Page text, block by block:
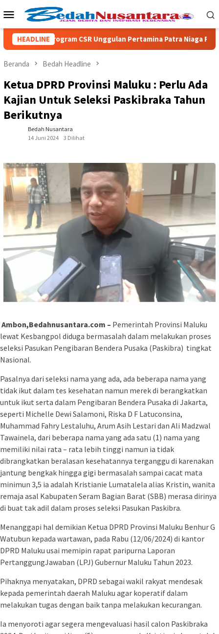
ke
Menu
Mobile
HEADLINE
Program CSR Unggulan Pertamina Patra Niaga Regional
Beranda Bedah Headline
Ketua DPRD Provinsi Maluku : Perlu Ada
Kajian Untuk Seleksi Paskibraka Tahun
Berikutnya
Bedah Nusantara
14 Juni 2024
3 Dilihat
Ambon,Bedahnusantara.com – Pemerintah Provinsi Maluku
lewat Kesbangpol diduga bermasalah dalam melakukan proses
seleksi Pasukan Pengibaran Bendera Pusaka (Paskibra) tingkat
Nasional.
Pasalnya dari seleksi nama yang ada, ada beberapa nama yang
tidak ikut dalam tes kesehatan namun merek di berangkatkan
untuk ikut serta dalam Pengibaran Bendera Pusaka di Jakarta,
seperti Michelle Dewi Salamoni, Riska D F Latuconsina,
Muhammad Fahry Lestaluhu, Arum Asih Lestari dan Ali Madzwal
Tawainela, dari beberapa nama yang ada satu (1) nama yang
memiliki nilai rata – rata lebih tinggi namun ia tidak
dibrangkatkan beralasan kesehatannya terganggu di karenakan
jantung bengkak hingga gigi bermasalah sampai cacat mata
minimun 3,5 ia adalah Kristianie Lumatalela alias Kristin, wanita
remaja asal Kabupaten Seram Bagian Barat (SBB) merasa dirinya
di buat tak adil dalam proses seleksi Pasukan Paskibra.
Menanggapi hal demikian Ketua DPRD Provinsi Maluku Benhur G
Watubun kepada wartawan, pada Rabu (12/06/2024) di kantor
DPRD Maluku usai memipin rapat paripurna Laporan
PertanggungJawaban (LPJ) Gubernur Maluku Tahun 2023.
Pihaknya menyatakan, DPRD sebagai wakil rakyat mendesak
kepada pemerintah daerah Maluku agar koperatif dalam
melakukan tugas dengan baik tanpa melakukan kecurangan.
Ia menyoroti agar segera mengevaluasi hasil calon Paskibraka